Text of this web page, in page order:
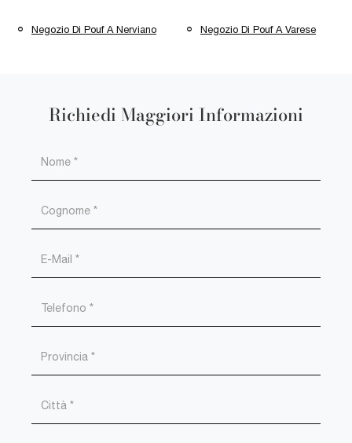
Negozio Di Pouf A Nerviano Negozio Di Pouf A Varese
Richiedi Maggiori Informazioni